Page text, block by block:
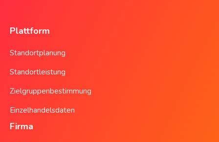
Plattform
Standortplanung
Standortleistung
Zielgruppenbestimmung
Einzelhandelsdaten
Firma